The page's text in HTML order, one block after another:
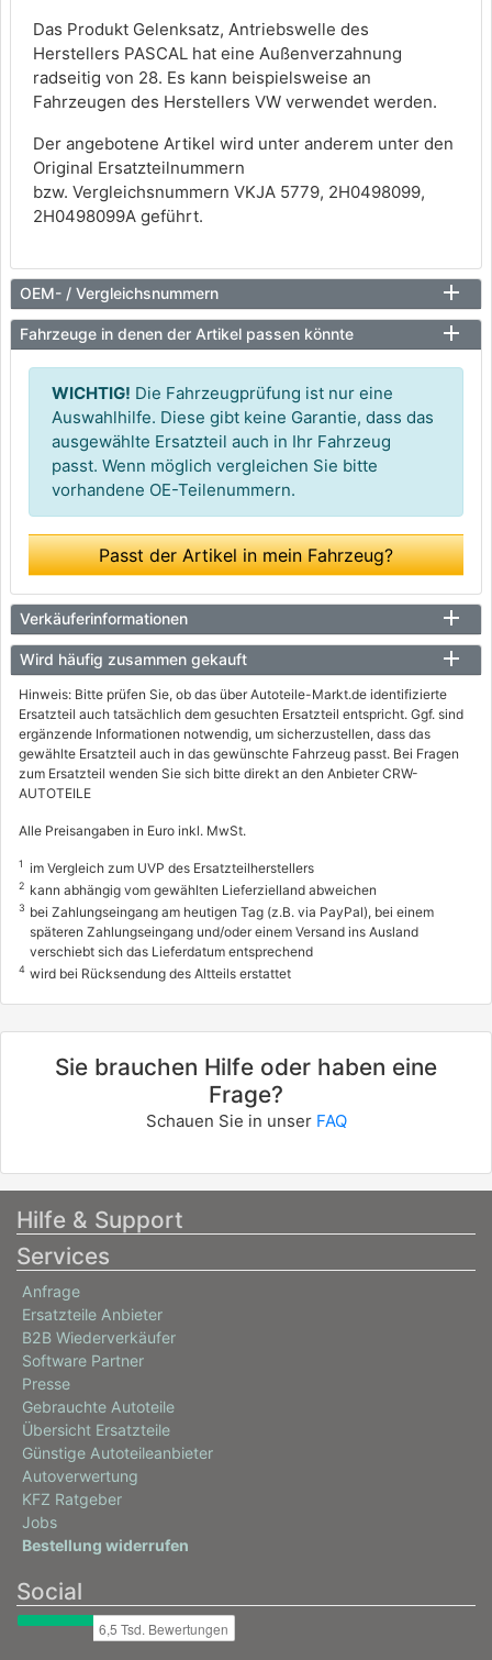
Das Produkt Gelenksatz, Antriebswelle des
Herstellers PASCAL hat eine Außenverzahnung
radseitig von 28. Es kann beispielsweise an
Fahrzeugen des Herstellers VW verwendet werden.
Der angebotene Artikel wird unter anderem unter den
Original Ersatzteilnummern
bzw. Vergleichsnummern VKJA 5779, 2H0498099,
2H0498099A geführt.
OEM- / Vergleichsnummern
Fahrzeuge in denen der Artikel passen könnte
WICHTIG! Die Fahrzeugprüfung ist nur eine
Auswahlhilfe. Diese gibt keine Garantie, dass das
ausgewählte Ersatzteil auch in Ihr Fahrzeug
passt. Wenn möglich vergleichen Sie bitte
vorhandene OE-Teilenummern.
Passt der Artikel in mein Fahrzeug?
Verkäuferinformationen
Wird häufig zusammen gekauft
Hinweis: Bitte prüfen Sie, ob das über Autoteile-Markt.de identifizierte
Ersatzteil auch tatsächlich dem gesuchten Ersatzteil entspricht. Ggf. sind
ergänzende Informationen notwendig, um sicherzustellen, dass das
gewählte Ersatzteil auch in das gewünschte Fahrzeug passt. Bei Fragen
zum Ersatzteil wenden Sie sich bitte direkt an den Anbieter CRW-
AUTOTEILE
Alle Preisangaben in Euro inkl. MwSt.
1 im Vergleich zum UVP des Ersatzteilherstellers
2 kann abhängig vom gewählten Lieferzielland abweichen
3 bei Zahlungseingang am heutigen Tag (z.B. via PayPal), bei einem
späteren Zahlungseingang und/oder einem Versand ins Ausland
verschiebt sich das Lieferdatum entsprechend
4 wird bei Rücksendung des Altteils erstattet
Sie brauchen Hilfe oder haben eine
Frage?
Schauen Sie in unser FAQ
Hilfe & Support
Services
Anfrage
Ersatzteile Anbieter
B2B Wiederverkäufer
Software Partner
Presse
Gebrauchte Autoteile
Übersicht Ersatzteile
Günstige Autoteileanbieter
Autoverwertung
KFZ Ratgeber
Jobs
Bestellung widerrufen
Social